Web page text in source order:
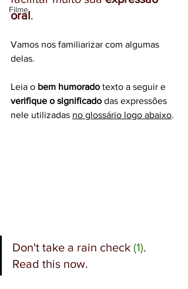
Filme
oral.
Vamos nos familiarizar com algumas
delas.
Leia o bem humorado texto a seguir e
verifique o significado das expressões
nele utilizadas no glossário logo abaixo.
Don't take a rain check (1).
Read this now.